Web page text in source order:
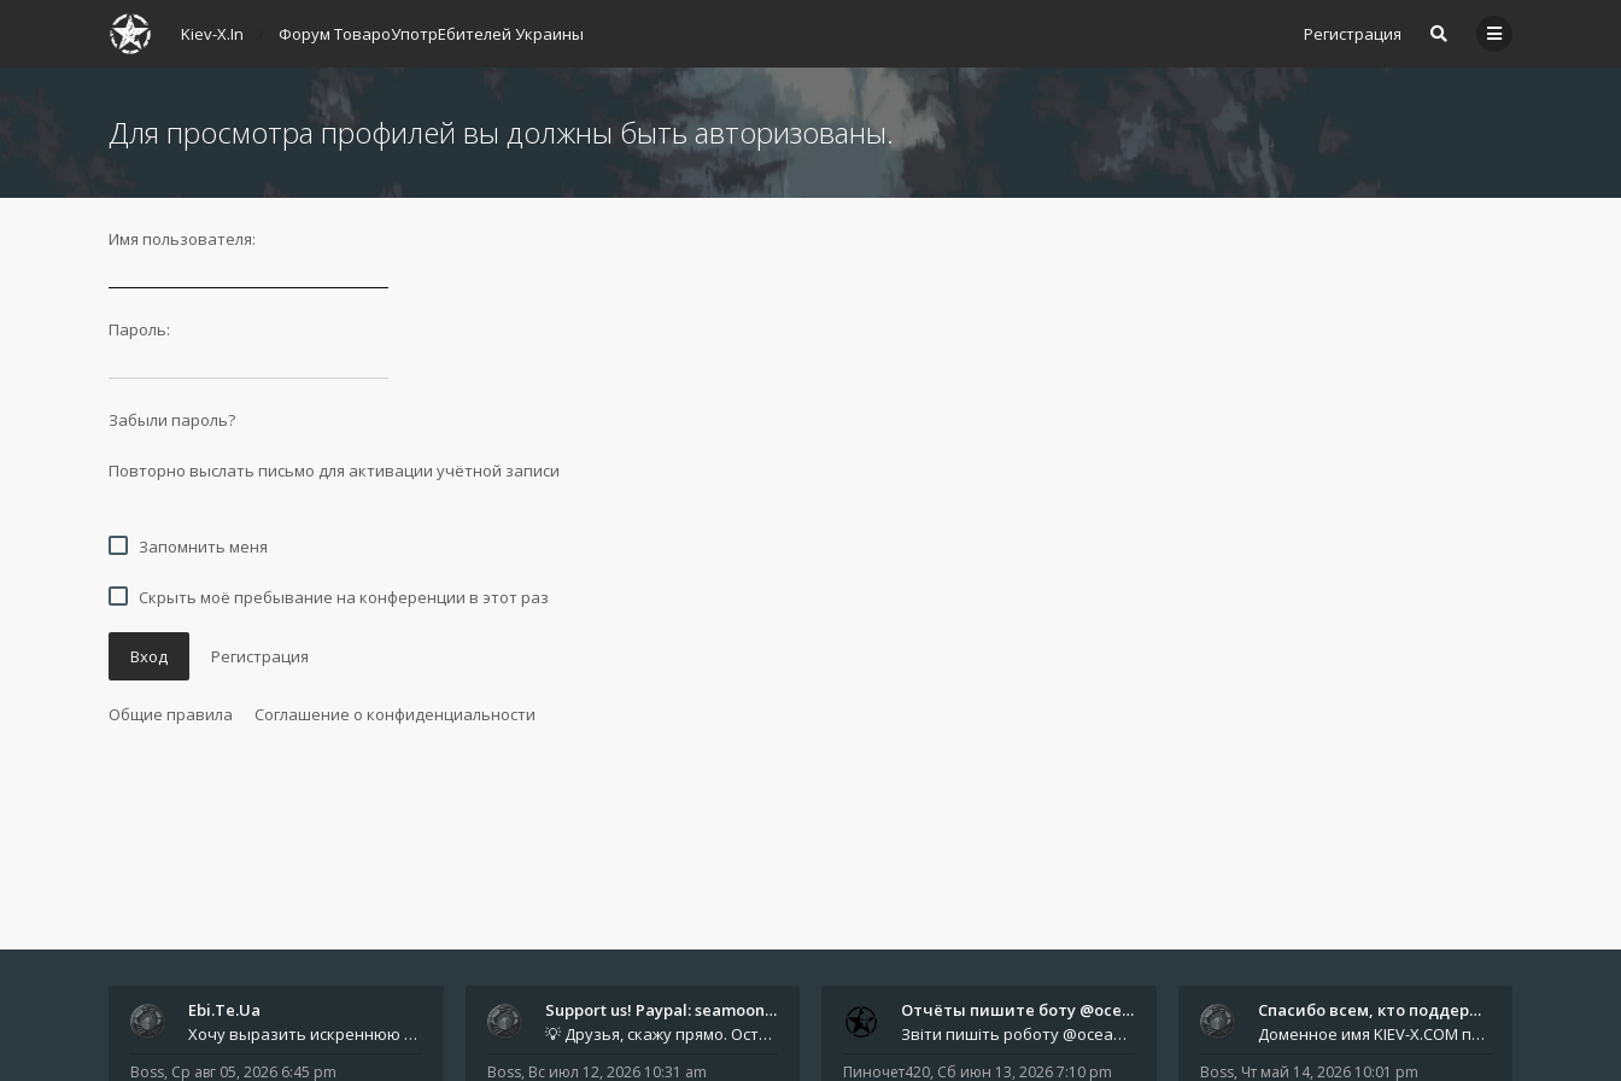
Регистрация
Kiev-X.In Форум ТовароУпотрЕбителей Украины
Для просмотра профилей вы должны быть авторизованы.
Имя пользователя:
Пароль:
Забыли пароль?
Повторно выслать письмо для активации учётной записи
Запомнить меня
Скрыть моё пребывание на конференции в этот раз
Вход Регистрация
Общие правила Соглашение о конфиденциальности
Ebi.Te.Ua
Хочу выразить искреннюю благодарность всем анонимным пользователям, которые поддержали наше сообщество финансово. Благод
Boss, Ср авг 05, 2026 6:45 pm
Support us! Paypal: seamoonpa…
💡 Друзья, скажу прямо. Осталось мало времени. За это время нам нужно закрыть последние обязательные расходы: около 500
Boss, Вс июл 12, 2026 10:31 am
Отчёты пишите боту @oceanfish…
Звіти пишіть роботу @oceanfishbotbot Друзі, важливе повідомлення для учасників форума. Основне звернення опублікован
Пиночет420, Сб июн 13, 2026 7:10 pm
Спасибо всем, кто поддерживае…
Доменное имя KIEV-X.COM продлено до третьей декады августа 2027 года! Спасибо всем анонимным пользователям, которые по
Boss, Чт май 14, 2026 10:01 pm